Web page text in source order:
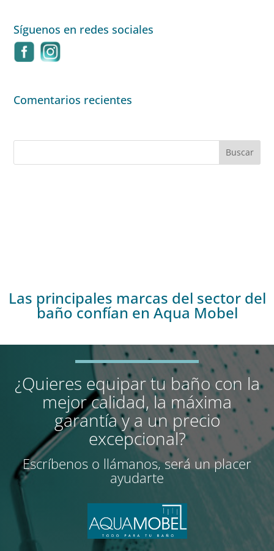
Síguenos en redes sociales
Comentarios recientes
Las principales marcas del sector del
baño confían en Aqua Mobel
¿Quieres equipar tu baño con la
mejor calidad, la máxima
garantía y a un precio
excepcional?
Escríbenos o llámanos, será un placer
ayudarte